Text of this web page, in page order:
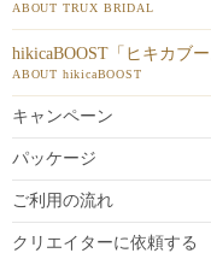
ABOUT TRUX BRIDAL
hikicaBOOST「ヒキカブ
ABOUT hikicaBOOST
キャンペーン
パッケージ
ご利用の流れ
クリエイターに依頼する